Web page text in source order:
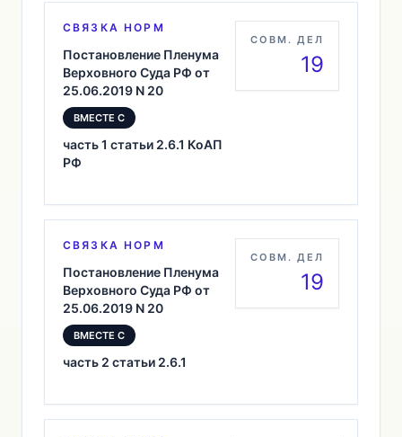
СВЯЗКА НОРМ
Постановление Пленума
Верховного Суда РФ от
25.06.2019 N 20
ВМЕСТЕ С
часть 1 статьи 2.6.1 КоАП
РФ
СОВМ. ДЕЛ
19
СВЯЗКА НОРМ
Постановление Пленума
Верховного Суда РФ от
25.06.2019 N 20
ВМЕСТЕ С
часть 2 статьи 2.6.1
СОВМ. ДЕЛ
19